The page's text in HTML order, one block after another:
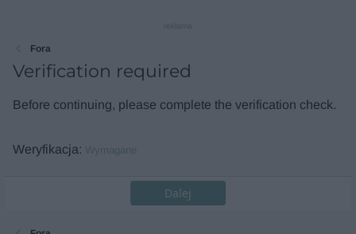
Fora
Verification required
Before continuing, please complete the verification check.
Weryfikacja Wymagane
Dalej